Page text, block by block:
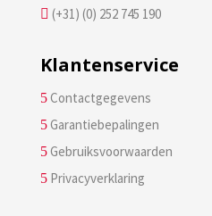
 (+31) (0) 252 745 190
Klantenservice
5Contactgegevens
5Garantiebepalingen
5Gebruiksvoorwaarden
5 Privacyverklaring